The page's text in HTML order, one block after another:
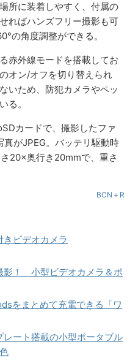
所に装着しやすく、付属の
ればハンズフリー撮影も可
の角度調整ができる。
赤外線モードを搭載してお
オン/オフを切り替えられ
いため、防犯カメラやペッ
る。
カードで、撮影したファ
がJPEG。バッテリ駆動時
20×奥行き20mmで、重さ
BCN＋R
ビデオカメラ
影！ 小型ビデオカメラ＆ボ
をまとめて充電できる「ワ
ート搭載の小型ポータブル